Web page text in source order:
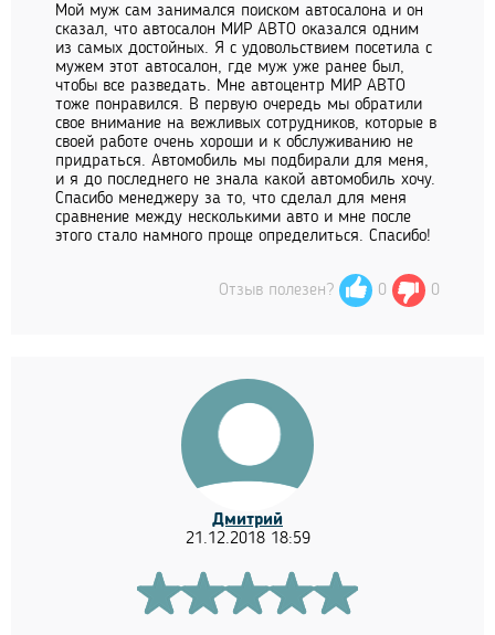
Мой муж сам занимался поиском автосалона и он
сказал, что автосалон МИР АВТО оказался одним
из самых достойных. Я с удовольствием посетила с
мужем этот автосалон, где муж уже ранее был,
чтобы все разведать. Мне автоцентр МИР АВТО
тоже понравился. В первую очередь мы обратили
свое внимание на вежливых сотрудников, которые в
своей работе очень хороши и к обслуживанию не
придраться. Автомобиль мы подбирали для меня,
и я до последнего не знала какой автомобиль хочу.
Спасибо менеджеру за то, что сделал для меня
сравнение между несколькими авто и мне после
этого стало намного проще определиться. Спасибо!
Отзыв полезен? 0 0
Дмитрий
21.12.2018 18:59